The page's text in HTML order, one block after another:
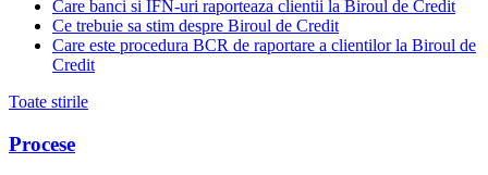
Care banci si IFN-uri raporteaza clientii la Biroul de Credit
Ce trebuie sa stim despre Biroul de Credit
Care este procedura BCR de raportare a clientilor la Biroul de
Credit
Toate stirile
Procese